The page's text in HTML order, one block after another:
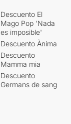
Descuento El
Mago Pop 'Nada
es imposible'
Descuento Ànima
Descuento
Mamma mia
Descuento
Germans de sang